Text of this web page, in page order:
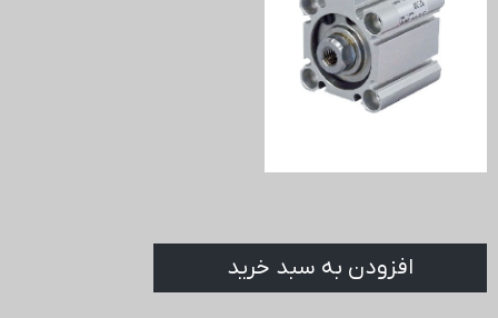
افزودن به سبد خرید